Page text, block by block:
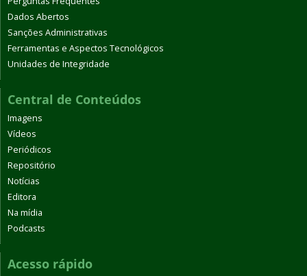
Dados Abertos
Sanções Administrativas
Ferramentas e Aspectos Tecnológicos
Unidades de Integridade
Central de Conteúdos
Imagens
Vídeos
Periódicos
Repositório
Notícias
Editora
Na mídia
Podcasts
Acesso rápido